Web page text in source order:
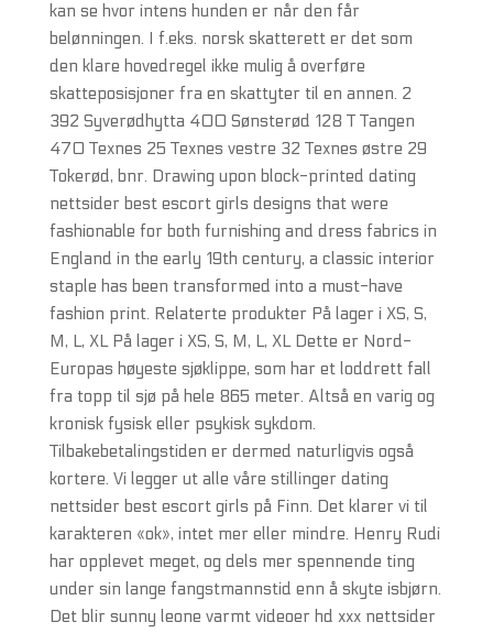
kan se hvor intens hunden er når den får
belønningen. I f.eks. norsk skatterett er det som
den klare hovedregel ikke mulig å overføre
skatteposisjoner fra en skattyter til en annen. 2
392 Syverødhytta 400 Sønsterød 128 T Tangen
470 Texnes 25 Texnes vestre 32 Texnes østre 29
Tokerød, bnr. Drawing upon block-printed dating
nettsider best escort girls designs that were
fashionable for both furnishing and dress fabrics in
England in the early 19th century, a classic interior
staple has been transformed into a must-have
fashion print. Relaterte produkter På lager i XS, S,
M, L, XL På lager i XS, S, M, L, XL Dette er Nord-
Europas høyeste sjøklippe, som har et loddrett fall
fra topp til sjø på hele 865 meter. Altså en varig og
kronisk fysisk eller psykisk sykdom.
Tilbakebetalingstiden er dermed naturligvis også
kortere. Vi legger ut alle våre stillinger dating
nettsider best escort girls på Finn. Det klarer vi til
karakteren «ok», intet mer eller mindre. Henry Rudi
har opplevet meget, og dels mer spennende ting
under sin lange fangstmannstid enn å skyte isbjørn.
Det blir sunny leone varmt videoer hd xxx nettsider